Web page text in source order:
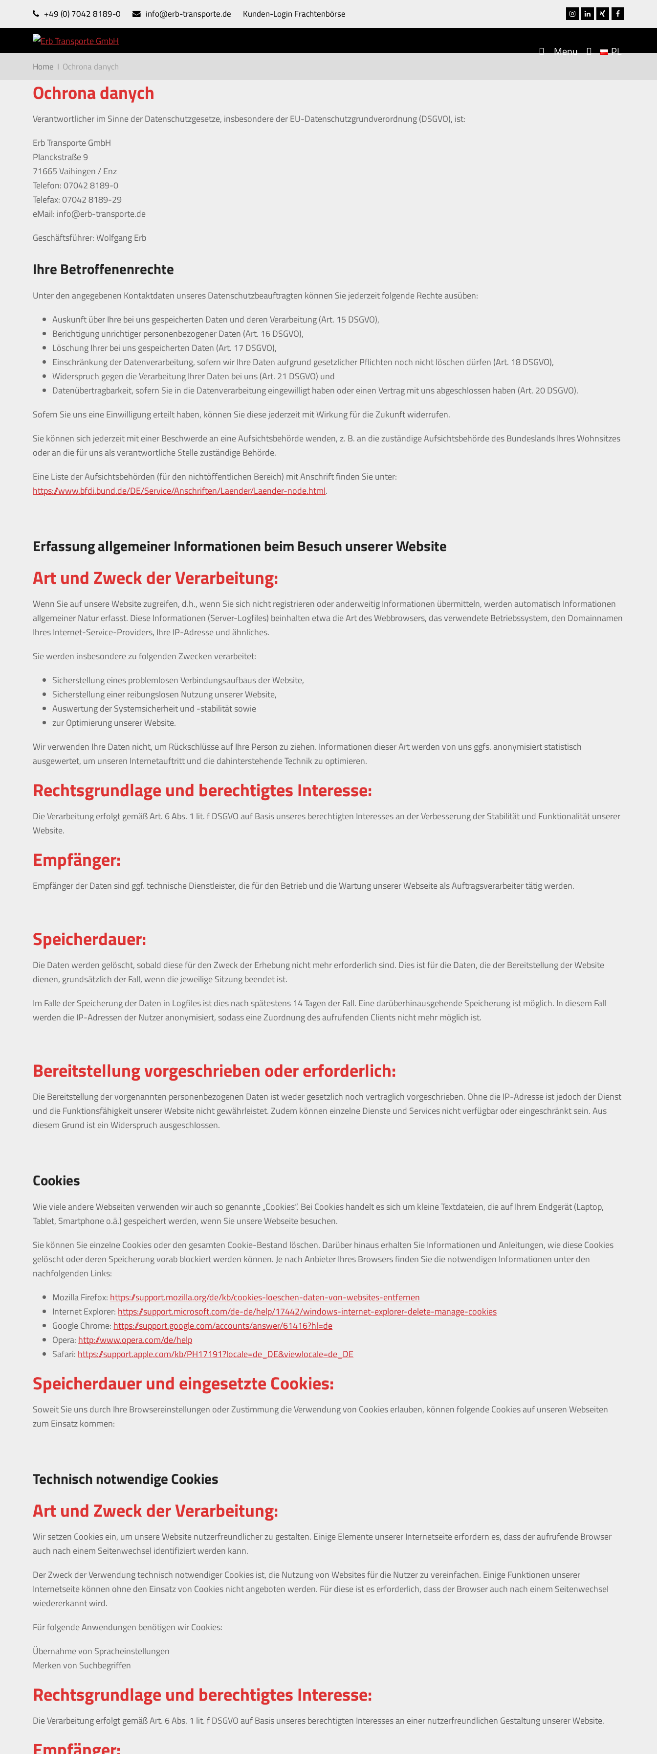
+49 (0) 7042 8189-0 info@erb-transporte.de Kunden-Login Frachtenbörse Instagram
LinkedInXing Facebook
Menu PL
Home I Ochrona danych
Ochrona danych
Verantwortlicher im Sinne der Datenschutzgesetze, insbesondere der EU-Datenschutzgrundverordnung (DSGVO), ist:
Erb Transporte GmbH
Planckstraße 9
71665 Vaihingen / Enz
Telefon: 07042 8189-0
Telefax: 07042 8189-29
eMail: info@erb-transporte.de
Geschäftsführer: Wolfgang Erb
Ihre Betroffenenrechte
Unter den angegebenen Kontaktdaten unseres Datenschutzbeauftragten können Sie jederzeit folgende Rechte ausüben:
Auskunft über Ihre bei uns gespeicherten Daten und deren Verarbeitung (Art. 15 DSGVO),
Berichtigung unrichtiger personenbezogener Daten (Art. 16 DSGVO),
Löschung Ihrer bei uns gespeicherten Daten (Art. 17 DSGVO),
Einschränkung der Datenverarbeitung, sofern wir Ihre Daten aufgrund gesetzlicher Pflichten noch nicht löschen dürfen (Art. 18 DSGVO),
Widerspruch gegen die Verarbeitung Ihrer Daten bei uns (Art. 21 DSGVO) und
Datenübertragbarkeit, sofern Sie in die Datenverarbeitung eingewilligt haben oder einen Vertrag mit uns abgeschlossen haben (Art. 20 DSGVO).
Sofern Sie uns eine Einwilligung erteilt haben, können Sie diese jederzeit mit Wirkung für die Zukunft widerrufen.
Sie können sich jederzeit mit einer Beschwerde an eine Aufsichtsbehörde wenden, z. B. an die zuständige Aufsichtsbehörde des Bundeslands Ihres Wohnsitzes
oder an die für uns als verantwortliche Stelle zuständige Behörde.
Eine Liste der Aufsichtsbehörden (für den nichtöffentlichen Bereich) mit Anschrift finden Sie unter:
https://www.bfdi.bund.de/DE/Service/Anschriften/Laender/Laender-node.html.
Erfassung allgemeiner Informationen beim Besuch unserer Website
Art und Zweck der Verarbeitung:
Wenn Sie auf unsere Website zugreifen, d.h., wenn Sie sich nicht registrieren oder anderweitig Informationen übermitteln, werden automatisch Informationen
allgemeiner Natur erfasst. Diese Informationen (Server-Logfiles) beinhalten etwa die Art des Webbrowsers, das verwendete Betriebssystem, den Domainnamen
Ihres Internet-Service-Providers, Ihre IP-Adresse und ähnliches.
Sie werden insbesondere zu folgenden Zwecken verarbeitet:
Sicherstellung eines problemlosen Verbindungsaufbaus der Website,
Sicherstellung einer reibungslosen Nutzung unserer Website,
Auswertung der Systemsicherheit und -stabilität sowie
zur Optimierung unserer Website.
Wir verwenden Ihre Daten nicht, um Rückschlüsse auf Ihre Person zu ziehen. Informationen dieser Art werden von uns ggfs. anonymisiert statistisch
ausgewertet, um unseren Internetauftritt und die dahinterstehende Technik zu optimieren.
Rechtsgrundlage und berechtigtes Interesse:
Die Verarbeitung erfolgt gemäß Art. 6 Abs. 1 lit. f DSGVO auf Basis unseres berechtigten Interesses an der Verbesserung der Stabilität und Funktionalität unserer
Website.
Empfänger:
Empfänger der Daten sind ggf. technische Dienstleister, die für den Betrieb und die Wartung unserer Webseite als Auftragsverarbeiter tätig werden.
Speicherdauer:
Die Daten werden gelöscht, sobald diese für den Zweck der Erhebung nicht mehr erforderlich sind. Dies ist für die Daten, die der Bereitstellung der Website
dienen, grundsätzlich der Fall, wenn die jeweilige Sitzung beendet ist.
Im Falle der Speicherung der Daten in Logfiles ist dies nach spätestens 14 Tagen der Fall. Eine darüberhinausgehende Speicherung ist möglich. In diesem Fall
werden die IP-Adressen der Nutzer anonymisiert, sodass eine Zuordnung des aufrufenden Clients nicht mehr möglich ist.
Bereitstellung vorgeschrieben oder erforderlich:
Die Bereitstellung der vorgenannten personenbezogenen Daten ist weder gesetzlich noch vertraglich vorgeschrieben. Ohne die IP-Adresse ist jedoch der Dienst
und die Funktionsfähigkeit unserer Website nicht gewährleistet. Zudem können einzelne Dienste und Services nicht verfügbar oder eingeschränkt sein. Aus
diesem Grund ist ein Widerspruch ausgeschlossen.
Cookies
Wie viele andere Webseiten verwenden wir auch so genannte „Cookies“. Bei Cookies handelt es sich um kleine Textdateien, die auf Ihrem Endgerät (Laptop,
Tablet, Smartphone o.ä.) gespeichert werden, wenn Sie unsere Webseite besuchen.
Sie können Sie einzelne Cookies oder den gesamten Cookie-Bestand löschen. Darüber hinaus erhalten Sie Informationen und Anleitungen, wie diese Cookies
gelöscht oder deren Speicherung vorab blockiert werden können. Je nach Anbieter Ihres Browsers finden Sie die notwendigen Informationen unter den
nachfolgenden Links:
Mozilla Firefox: https://support.mozilla.org/de/kb/cookies-loeschen-daten-von-websites-entfernen
Internet Explorer: https://support.microsoft.com/de-de/help/17442/windows-internet-explorer-delete-manage-cookies
Google Chrome: https://support.google.com/accounts/answer/61416?hl=de
Opera: http://www.opera.com/de/help
Safari: https://support.apple.com/kb/PH17191?locale=de_DE&viewlocale=de_DE
Speicherdauer und eingesetzte Cookies:
Soweit Sie uns durch Ihre Browsereinstellungen oder Zustimmung die Verwendung von Cookies erlauben, können folgende Cookies auf unseren Webseiten
zum Einsatz kommen:
Technisch notwendige Cookies
Art und Zweck der Verarbeitung:
Wir setzen Cookies ein, um unsere Website nutzerfreundlicher zu gestalten. Einige Elemente unserer Internetseite erfordern es, dass der aufrufende Browser
auch nach einem Seitenwechsel identifiziert werden kann.
Der Zweck der Verwendung technisch notwendiger Cookies ist, die Nutzung von Websites für die Nutzer zu vereinfachen. Einige Funktionen unserer
Internetseite können ohne den Einsatz von Cookies nicht angeboten werden. Für diese ist es erforderlich, dass der Browser auch nach einem Seitenwechsel
wiedererkannt wird.
Für folgende Anwendungen benötigen wir Cookies:
Übernahme von Spracheinstellungen
Merken von Suchbegriffen
Rechtsgrundlage und berechtigtes Interesse:
Die Verarbeitung erfolgt gemäß Art. 6 Abs. 1 lit. f DSGVO auf Basis unseres berechtigten Interesses an einer nutzerfreundlichen Gestaltung unserer Website.